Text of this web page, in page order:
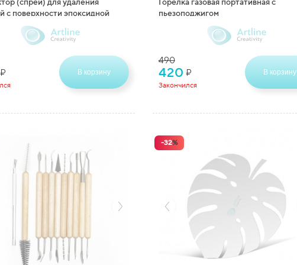
с поверхности эпоксидной
270 гр
₽ В корзину
пьезоподжигом
490
420 ₽
Закончился
В корзину
-32%